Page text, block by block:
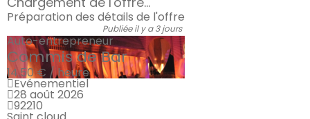
Préparation des détails de l'offre
Publiée il y a 3 jours
Auto-entrepreneur
Commis de Bar
14.50 € / heure
Evénementiel
28 août 2026
92210